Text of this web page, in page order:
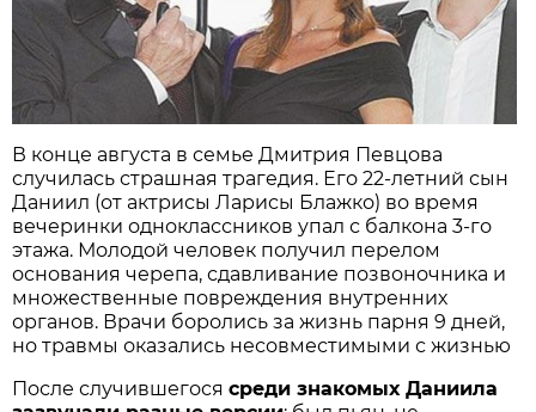
В конце августа в семье Дмитрия Певцова
случилась страшная трагедия. Его 22-летний сын
Даниил (от актрисы Ларисы Блажко) во время
вечеринки одноклассников упал с балкона 3-го
этажа. Молодой человек получил перелом
основания черепа, сдавливание позвоночника и
множественные повреждения внутренних
органов. Врачи боролись за жизнь парня 9 дней,
но травмы оказались несовместимыми с жизнью
После случившегосясреди знакомых Даниила